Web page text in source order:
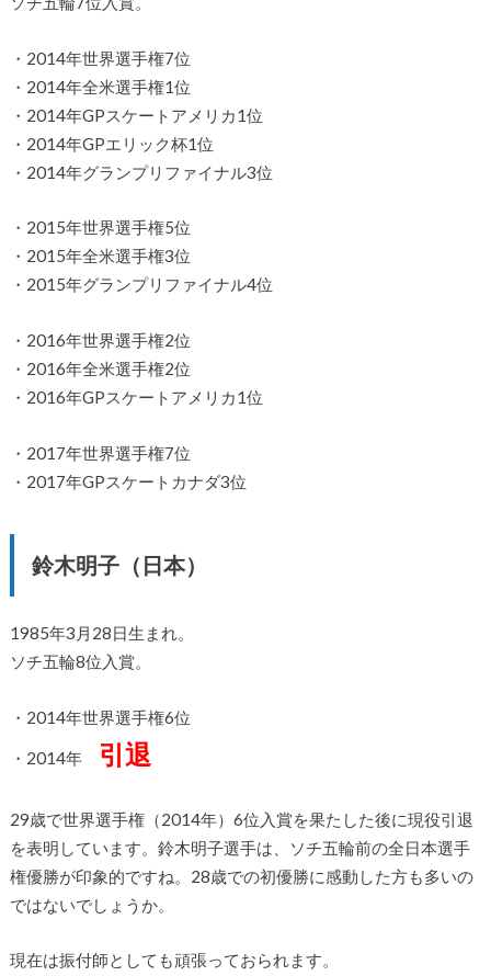
・2014年世界選手権7位
・2014年全米選手権1位
・2014年GPスケートアメリカ1位
・2014年GPエリック杯1位
・2014年グランプリファイナル3位
・2015年世界選手権5位
・2015年全米選手権3位
・2015年グランプリファイナル4位
・2016年世界選手権2位
・2016年全米選手権2位
・2016年GPスケートアメリカ1位
・2017年世界選手権7位
・2017年GPスケートカナダ3位
鈴木明子（日本）
1985年3月28日生まれ。
ソチ五輪8位入賞。
・2014年世界選手権6位
・2014年 引退
29歳で世界選手権（2014年）6位入賞を果たした後に現役引退
を表明しています。鈴木明子選手は、ソチ五輪前の全日本選手
権優勝が印象的ですね。28歳での初優勝に感動した方も多いの
ではないでしょうか。
現在は振付師としても頑張っておられます。